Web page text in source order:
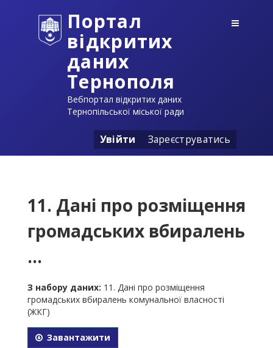
Портал
відкритих
даних
Тернополя
Вебпортал відкритих даних
Тернопільської міської ради
Увійти Зареєструватись
11. Дані про розміщення
громадських вбиралень
...
З набору даних: 11. Дані про розміщення
громадських вбиралень комунальної власності
(ЖКГ)
Завантажити